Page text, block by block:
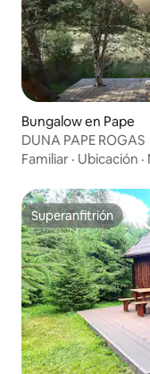
Bungalow en Pape
DUNA PAPE ROGAS
Familiar · Ubicación ·
Superanfitrión
Superanfitrión